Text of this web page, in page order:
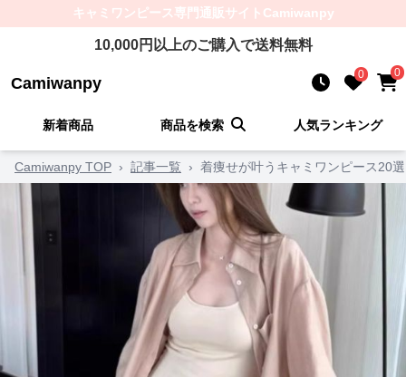
キャミワンピース専門通販サイト Camiwanpy
10,000円以上のご購入で送料無料
Camiwanpy 0 0
新着商品 商品を検索 人気ランキング
Camiwanpy TOP › 記事一覧 › 着痩せが叶うキャミワンピース20